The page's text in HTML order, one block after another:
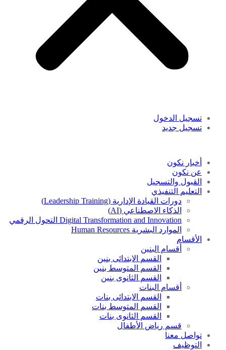
تسجيل الدخول
تسجيل جديد
أخبار نكون
عن نكون
القبول والتسجيل
التعليم التنفيذي
دورات القيادة الإدارية (Leadership Training)
الذكاء الاصطناعي (AI)
Digital Transformation and Innovation التحول الرقمي
الموارد البشرية Human Resources
الأقسام
أقسام البنين
القسم الابتدائى بنين
القسم المتوسط بنين
القسم الثانوى بنين
أقسام البنات
القسم الابتدائى بنات
القسم المتوسط بنات
القسم الثانوى بنات
قسم رياض الأطفال
تواصل معنا
التوظيف